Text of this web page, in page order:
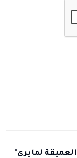
العميقة لمايرى"